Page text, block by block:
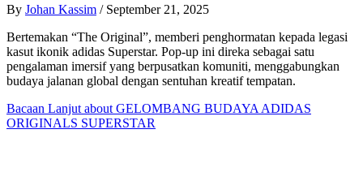
By Johan Kassim / September 21, 2025
Bertemakan “The Original”, memberi penghormatan kepada legasi
kasut ikonik adidas Superstar. Pop-up ini direka sebagai satu
pengalaman imersif yang berpusatkan komuniti, menggabungkan
budaya jalanan global dengan sentuhan kreatif tempatan.
Bacaan Lanjut about GELOMBANG BUDAYA ADIDAS
ORIGINALS SUPERSTAR